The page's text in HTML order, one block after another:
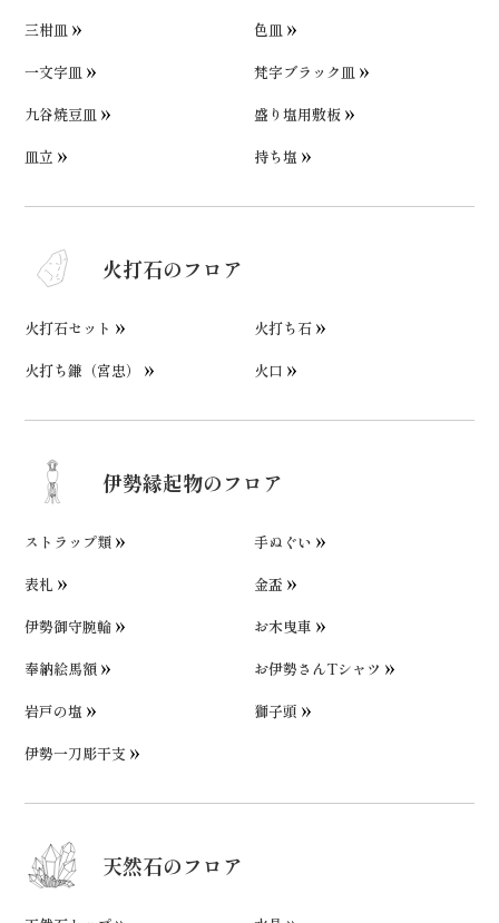
三柑皿
色皿
一文字皿
梵字ブラック皿
九谷焼豆皿
盛り塩用敷板
皿立
持ち塩
火打石のフロア
火打石セット
火打ち石
火打ち鎌（宮忠）
火口
伊勢縁起物のフロア
ストラップ類
手ぬぐい
表札
金盃
伊勢御守腕輪
お木曳車
奉納絵馬額
お伊勢さんTシャツ
岩戸の塩
獅子頭
伊勢一刀彫干支
天然石のフロア